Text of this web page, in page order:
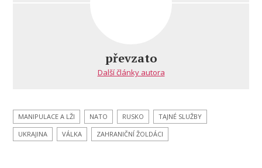
Černigov.
Zlikvidováno
a litevských
vojáků.
Zranění
převzato
Další články autora
MANIPULACE A LŽI NATO RUSKO
TAJNÉ SLUŽBY
UKRAJINA
VÁLKA ZAHRANIČNÍ ŽOLDÁCI